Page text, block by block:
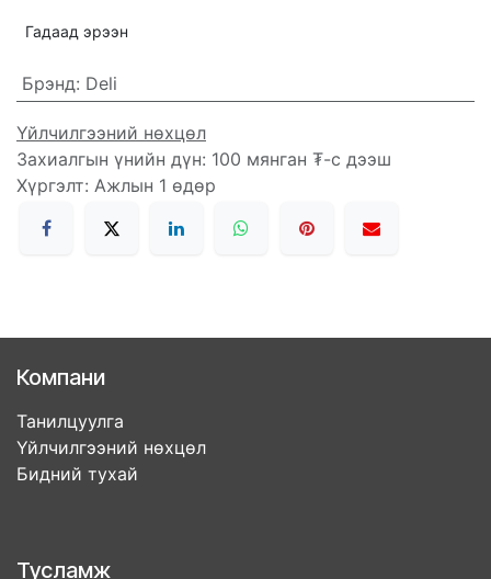
Гадаад эрээн
Брэнд: Deli
Үйлчилгээний нөхцөл
Захиалгын үнийн дүн: 100 мянган ₮-с дээш
Хүргэлт: Ажлын 1 өдөр
Компани
Танилцуулга
Үйлчилгээний нөхцөл
Бидний тухай
Тусламж